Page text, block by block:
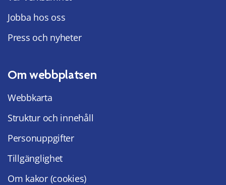
Jobba hos oss
Press och nyheter
Om webbplatsen
Webbkarta
Struktur och innehåll
Personuppgifter
Tillgänglighet
Om kakor (cookies)